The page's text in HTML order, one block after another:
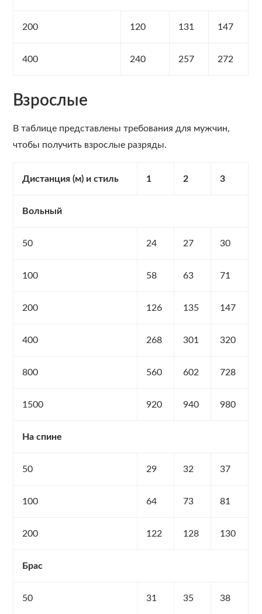
200 120 131 147
400 240 257 272
Взрослые
В таблице представлены требования для мужчин,
чтобы получить взрослые разряды.
Дистанция (м) и стиль 1 2 3
Вольный
50 24 27 30
100 58 63 71
200 126 135 147
400 268 301 320
800 560 602 728
1500 920 940 980
На спине
50 29 32 37
100 64 73 81
200 122 128 130
Брас
50 31 35 38